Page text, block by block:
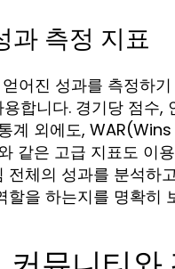
측정 지표
어진 성과를 측정하
합니다. 경기당 점수,
계 외에도,
같은 고급 지표도 이용
전체의 성과를 분석하
할을 하는지를 명확히